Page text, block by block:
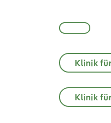
Klinik
Klinik